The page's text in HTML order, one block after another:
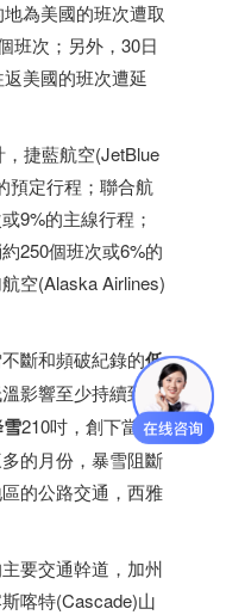
為美國的班次遭取
班次；另外，30日
美國的班次遭延
捷藍航空(JetBlue
預定行程；聯合航
9%的主線行程；
250個班次或6%的
空(Alaska Airlines)
斷和頻破紀錄的低
影響至少持續到元
210吋，創下當月
的月份，暴雪阻斷
的公路交通，西雅
要交通幹道，加州
喀特(Cascade)山